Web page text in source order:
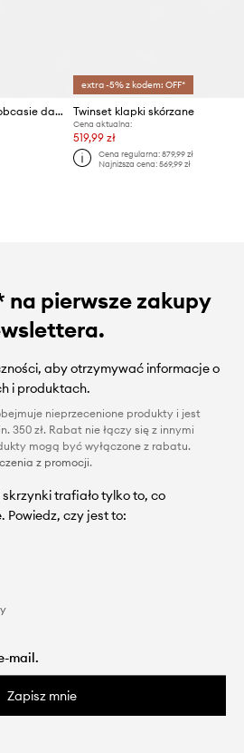
Twinset klapki na płaskim obcasie damskie zamszowe
extra -5% z kodem: OFF*
Twinset klapki skórzane
Cena aktualna:
519,99 zł
Cena regularna: 879,99 zł
Najniższa cena: 569,99 zł
na pierwsze zakupy
aby otrzymywać informacje o
i produktach.
nieprzecenione produkty i jest
350 zł. Rabat nie łączy się z innymi
mogą być wyłączone z rabatu.
z promocji.
trafiało tylko to, co
Powiedz, czy jest to:
Zapisz mnie